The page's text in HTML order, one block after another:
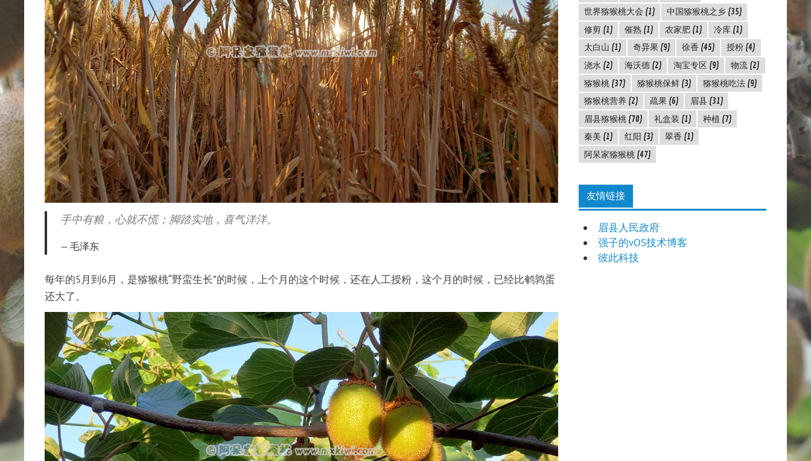
手中有粮，心就不慌；脚踏实地，喜气洋洋。
毛泽东
每年的5月到6月，是猕猴桃“野蛮生长”的时候，上个月的这个时候，还在人工授粉，这个月的时候，已经比鹌鹑蛋
还大了。
世界猕猴桃大会 (1) 中国猕猴桃之乡(35)
修剪(1) 催熟(1) 农家肥(1) 冷库 (1)
太白山 (1) 奇异果 (9) 徐香 (45) 授粉 (4)
浇水(2) 海沃德(2) 淘宝专区(9) 物流 (2)
猕猴桃(37) 猕猴桃保鲜(3) 猕猴桃吃法(9)
猕猴桃营养(2) 疏果 (6) 眉县(31)
眉县猕猴桃(70) 礼盒装 (1) 种植 (7)
秦美 (1) 红阳 (3) 翠香 (1)
阿呆家猕猴桃(47)
友情链接
眉县人民政府
强子的vOS技术博客
彼此科技